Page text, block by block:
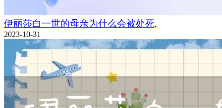
伊丽莎白一世的母亲为什么会被处死,
2023-10-31